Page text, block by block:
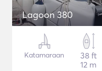
Lagoon 380
Katamaraan
38 ft
12 m